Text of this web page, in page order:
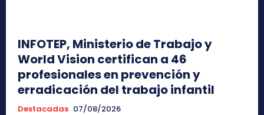
INFOTEP, Ministerio de Trabajo y
World Vision certifican a 46
profesionales en prevención y
erradicación del trabajo infantil
Destacadas 07/08/2026